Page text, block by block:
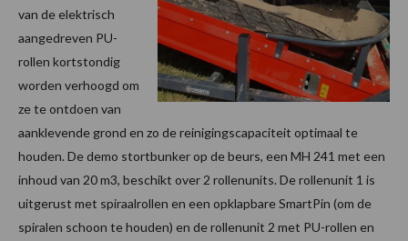
van de elektrisch
aangedreven PU-
rollen kortstondig
worden verhoogd om
ze te ontdoen van
aanklevende grond en zo de reinigingscapaciteit optimaal te
houden. De demo stortbunker op de beurs, een MH 241 met een
inhoud van 20 m3, beschikt over 2 rollenunits. De rollenunit 1 is
uitgerust met spiraalrollen en een opklapbare SmartPin (om de
spiralen schoon te houden) en de rollenunit 2 met PU-rollen en